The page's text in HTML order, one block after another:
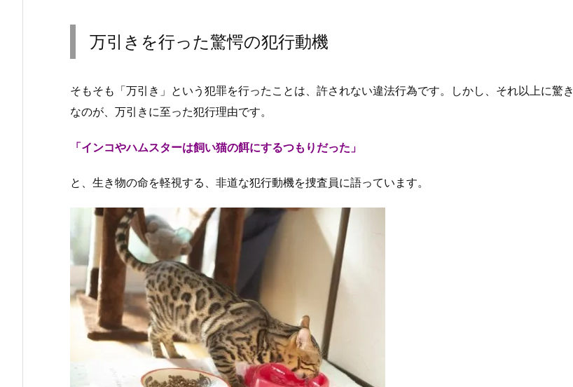
万引きを行った驚愕の犯行動機
そもそも「万引き」という犯罪を行ったことは、許されない違法行為です。しかし、それ以上に驚き
なのが、万引きに至った犯行理由です。
「インコやハムスターは飼い猫の餌にするつもりだった」
と、生き物の命を軽視する、非道な犯行動機を捜査員に語っています。